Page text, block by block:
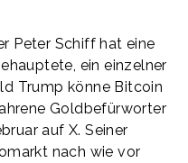
Peter Schiff hat eine
ein einzelner
Trump könne Bitcoin
Goldbefürworter
auf X. Seiner
nach wie vor